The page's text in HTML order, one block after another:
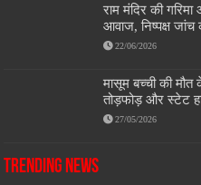
राम मंदिर की
आवाज, निष्पक्ष जांच
22/06/2026
मासूम बच्ची की
तोड़फोड़ और स्टेट
27/05/2026
Trending News